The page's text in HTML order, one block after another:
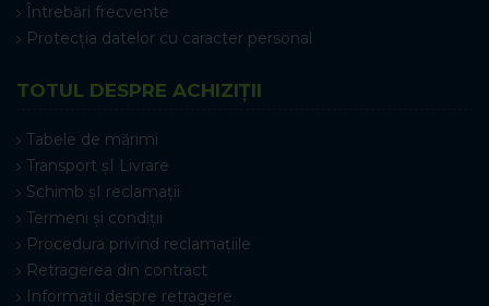
Întrebări frecvente
Protecția datelor cu caracter personal
TOTUL DESPRE ACHIZIȚII
Tabele de mărimi
Transport șI Livrare
Schimb șI reclamații
Termeni și condiții
Procedura privind reclamațiile
Retragerea din contract
Informații despre retragere